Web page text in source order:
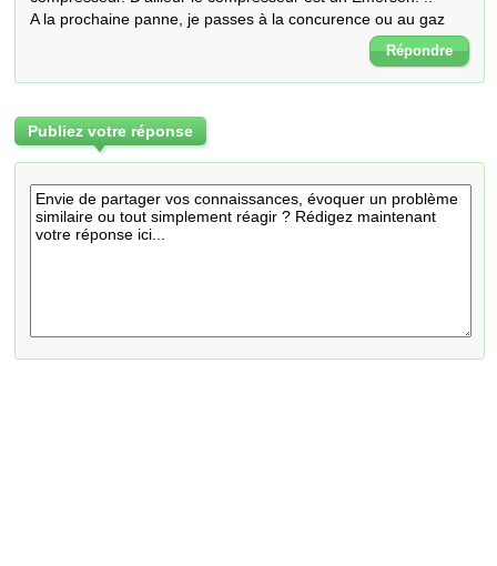
A la prochaine panne, je passes à la concurence ou au gaz
Répondre
Publiez votre réponse